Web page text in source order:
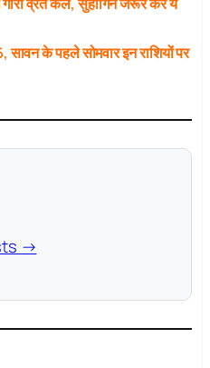
के पहले सोमवार इन राशियों पर
→